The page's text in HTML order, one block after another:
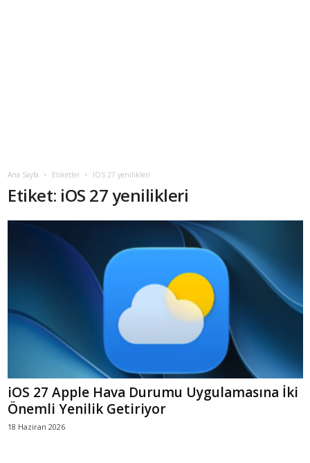
Ana Sayfa Etiketler IOS 27 yenilikleri
Etiket: iOS 27 yenilikleri
iOS 27 Apple Hava Durumu Uygulamasına İki
Önemli Yenilik Getiriyor
18 Haziran 2026